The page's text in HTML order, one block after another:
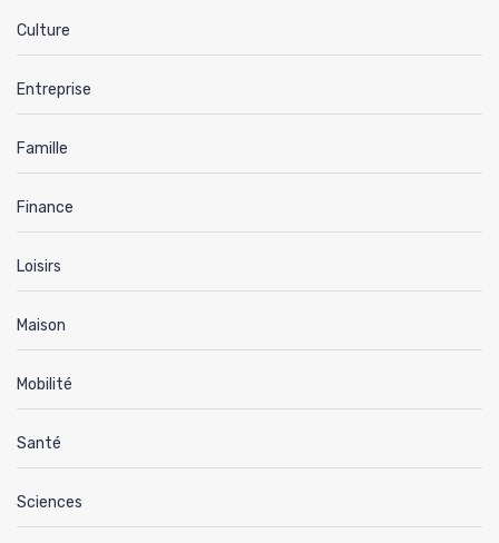
Culture
Entreprise
Famille
Finance
Loisirs
Maison
Mobilité
Santé
Sciences